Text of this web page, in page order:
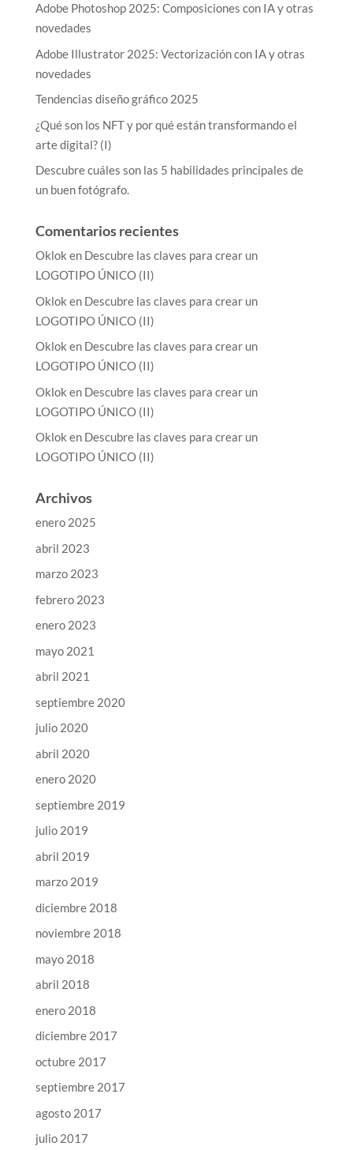
Adobe Photoshop 2025: Composiciones con IA y otras
novedades
Adobe Illustrator 2025: Vectorización con IA y otras
novedades
Tendencias diseño gráfico 2025
¿Qué son los NFT y por qué están transformando el
arte digital? (I)
Descubre cuáles son las 5 habilidades principales de
un buen fotógrafo.
Comentarios recientes
Oklok en Descubre las claves para crear un
LOGOTIPO ÚNICO (II)
Oklok en Descubre las claves para crear un
LOGOTIPO ÚNICO (II)
Oklok en Descubre las claves para crear un
LOGOTIPO ÚNICO (II)
Oklok en Descubre las claves para crear un
LOGOTIPO ÚNICO (II)
Oklok en Descubre las claves para crear un
LOGOTIPO ÚNICO (II)
Archivos
enero 2025
abril 2023
marzo 2023
febrero 2023
enero 2023
mayo 2021
abril 2021
septiembre 2020
julio 2020
abril 2020
enero 2020
septiembre 2019
julio 2019
abril 2019
marzo 2019
diciembre 2018
noviembre 2018
mayo 2018
abril 2018
enero 2018
diciembre 2017
octubre 2017
septiembre 2017
agosto 2017
julio 2017